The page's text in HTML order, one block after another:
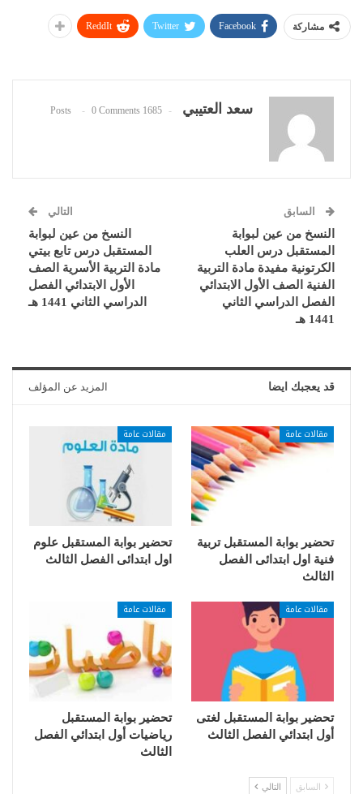
مشاركة Facebook
Twitter
ReddIt
سعد العتيبي 1685 Posts
0 Comments
السابق
النسخ من عين لبوابة
المستقبل درس العلب
الكرتونية مفيدة مادة التربية
الفنية الصف الأول الابتدائي
الفصل الدراسي الثاني
1441 هـ
التالي
النسخ من عين لبوابة
المستقبل درس تابع بيتي
مادة التربية الأسرية الصف
الأول الابتدائي الفصل
الدراسي الثاني 1441 هـ
قد يعجبك ايضا المزيد عن المؤلف
مقالات عامة
تحضير بوابة المستقبل تربية
فنية اول ابتدائى الفصل
الثالث
مقالات عامة
تحضير بوابة المستقبل علوم
اول ابتدائى الفصل الثالث
مقالات عامة
تحضير بوابة المستقبل لغتى
أول ابتدائي الفصل الثالث
مقالات عامة
تحضير بوابة المستقبل
رياضيات أول ابتدائي الفصل
الثالث
السابق التالي